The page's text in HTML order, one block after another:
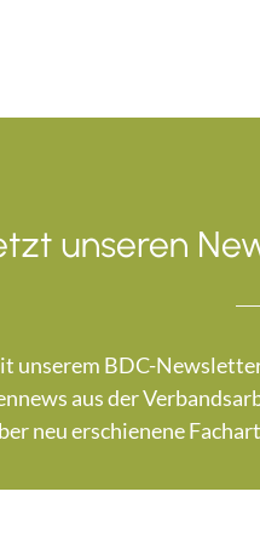
unseren
unserem BDC-
aus der
neu erschienene